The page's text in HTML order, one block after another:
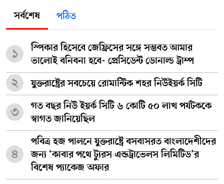
সর্বশেষ পঠিত
১
স্পিকার হিসেবে জেফ্রিসের সঙ্গে সম্ভবত আমার
ভালোই বনিবনা হবে- প্রেসিডেন্ট ডোনাল্ড ট্রাম্প
২ যুক্তরাষ্ট্রের সবচেয়ে রোমান্টিক শহর নিউইয়র্ক সিটি
৩
গত বছর নিউ ইয়র্ক সিটি ৬ কোটি ৫০ লাখ পর্যটককে
স্বাগত জানিয়েছিল
৪
পবিত্র হজ পালনে যুক্তরাষ্ট্রে বসবাসরত বাংলাদেশীদের
জন্য ‘কাবার পথে ট্যুরস এন্ডট্রাভেলস লিমিটিড’র
বিশেষ প্যাকেজ অফার